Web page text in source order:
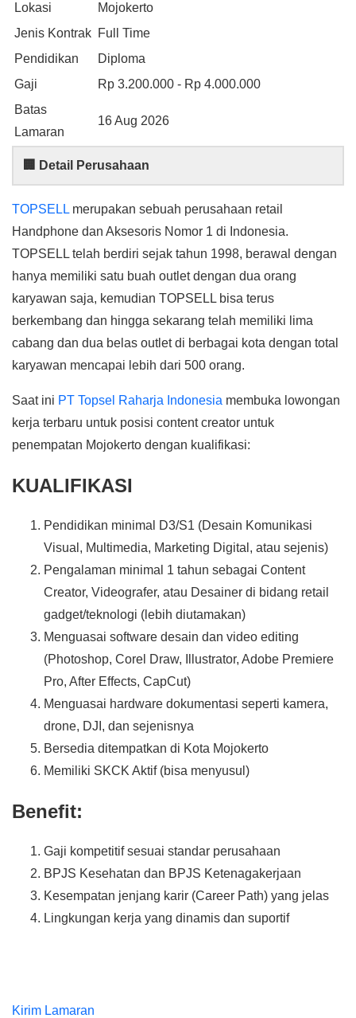
Lokasi
Mojokerto
Jenis Kontrak Full Time
Pendidikan
Diploma
Gaji
Rp 3.200.000 - Rp 4.000.000
Batas
Lamaran
16 Aug 2026
🏢 Detail Perusahaan
TOPSELL merupakan sebuah perusahaan retail
Handphone dan Aksesoris Nomor 1 di Indonesia.
TOPSELL telah berdiri sejak tahun 1998, berawal dengan
hanya memiliki satu buah outlet dengan dua orang
karyawan saja, kemudian TOPSELL bisa terus
berkembang dan hingga sekarang telah memiliki lima
cabang dan dua belas outlet di berbagai kota dengan total
karyawan mencapai lebih dari 500 orang.
Saat ini PT Topsel Raharja Indonesia membuka lowongan
kerja terbaru untuk posisi content creator untuk
penempatan Mojokerto dengan kualifikasi:
KUALIFIKASI
Pendidikan minimal D3/S1 (Desain Komunikasi
Visual, Multimedia, Marketing Digital, atau sejenis)
Pengalaman minimal 1 tahun sebagai Content
Creator, Videografer, atau Desainer di bidang retail
gadget/teknologi (lebih diutamakan)
Menguasai software desain dan video editing
(Photoshop, Corel Draw, Illustrator, Adobe Premiere
Pro, After Effects, CapCut)
Menguasai hardware dokumentasi seperti kamera,
drone, DJI, dan sejenisnya
Bersedia ditempatkan di Kota Mojokerto
Memiliki SKCK Aktif (bisa menyusul)
Benefit:
Gaji kompetitif sesuai standar perusahaan
BPJS Kesehatan dan BPJS Ketenagakerjaan
Kesempatan jenjang karir (Career Path) yang jelas
Lingkungan kerja yang dinamis dan suportif
Kirim Lamaran